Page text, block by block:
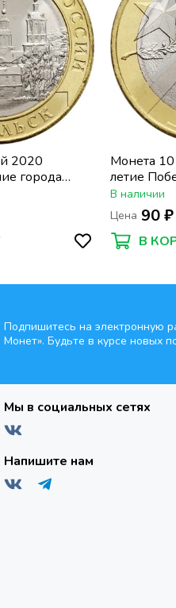
2020
города
Монета
летие
1945 гг»
В наличии
Цена 90 ₽
В
Подпишитесь на электронную
Монет». Будьте в курсе новых
Мы в социальных сетях
Напишите нам